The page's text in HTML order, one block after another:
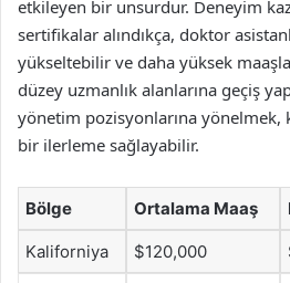
etkileyen bir unsurdur. Deneyim
sertifikalar alındıkça, doktor
yükseltebilir ve daha yüksek
düzey uzmanlık alanlarına geçiş
yönetim pozisyonlarına yönelmek,
bir ilerleme sağlayabilir.
Bölge Ortalama Maaş
Kaliforniya $120,000